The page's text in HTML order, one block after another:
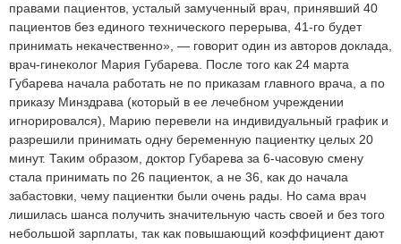
правами пациентов, усталый замученный врач, принявший 40
пациентов без единого технического перерыва, 41-го будет
принимать некачественно», — говорит один из авторов доклада,
врач-гинеколог Мария Губарева. После того как 24 марта
Губарева начала работать не по приказам главного врача, а по
приказу Минздрава (который в ее лечебном учреждении
игнорировался), Марию перевели на индивидуальный график и
разрешили принимать одну беременную пациентку целых 20
минут. Таким образом, доктор Губарева за 6-часовую смену
стала принимать по 26 пациенток, а не 36, как до начала
забастовки, чему пациентки были очень рады. Но сама врач
лишилась шанса получить значительную часть своей и без того
небольшой зарплаты, так как повышающий коэффициент дают